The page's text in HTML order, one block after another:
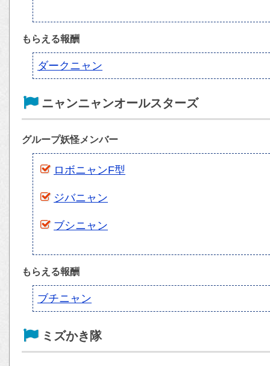
もらえる報酬
ダークニャン
ニャンニャンオールスターズ
グループ妖怪メンバー
ロボニャンF型
ジバニャン
ブシニャン
もらえる報酬
ブチニャン
ミズかき隊